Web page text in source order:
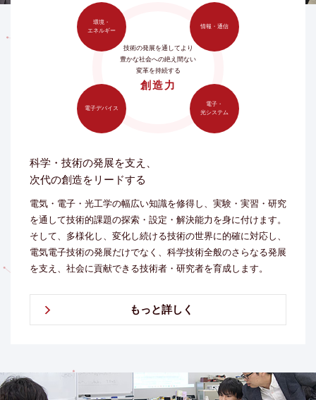
科学・技術の発展を支え、
次代の創造をリードする
電気・電子・光工学の幅広い知識を修得し、実験・実習・研究
を通して技術的課題の探索・設定・解決能力を身に付けます。
そして、多様化し、変化し続ける技術の世界に的確に対応し、
電気電子技術の発展だけでなく、科学技術全般のさらなる発展
を支え、社会に貢献できる技術者・研究者を育成します。
もっと詳しく
技術の発展を通してより
豊かな社会への絶え間ない
変革を持続する
創造力
環境・
エネルギー
情報・通信
電子デバイス
電子・
光システム